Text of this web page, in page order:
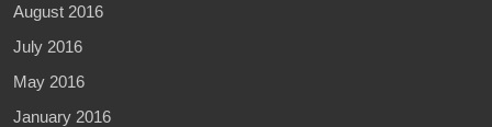
August 2016
July 2016
May 2016
January 2016